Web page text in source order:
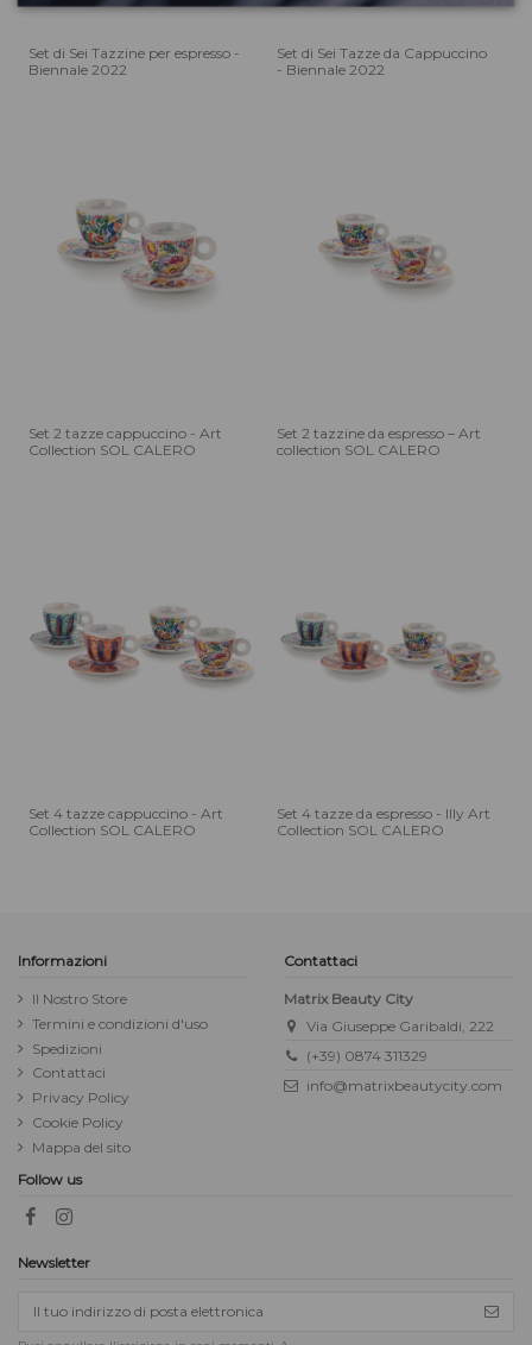
Set di Sei Tazzine per espresso -
Biennale 2022
Set di Sei Tazze da Cappuccino
- Biennale 2022
Set 2 tazze cappuccino - Art
Collection SOL CALERO
Set 2 tazzine da espresso – Art
collection SOL CALERO
Set 4 tazze cappuccino - Art
Collection SOL CALERO
Set 4 tazze da espresso - Illy Art
Collection SOL CALERO
Informazioni
Il Nostro Store
Termini e condizioni d'uso
Spedizioni
Contattaci
Privacy Policy
Cookie Policy
Mappa del sito
Contattaci
Matrix Beauty City
Via Giuseppe Garibaldi, 222
(+39) 0874 311329
info@matrixbeautycity.com
Follow us
Newsletter